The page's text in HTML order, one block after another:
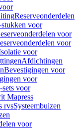
Reserveonderdelen
voor
voor
voor
voor
Afdichtingen
Bevestigingen voor
voor
voor
Mapress
rvsSysteembuizen
voor